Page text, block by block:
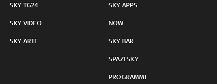
SKY TG24
SKY VIDEO
SKY ARTE
SKY APPS
NOW
SKY BAR
SPAZI SKY
PROGRAMMI